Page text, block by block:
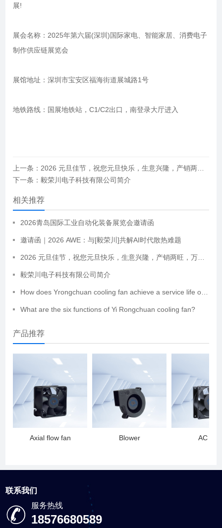
展!
展会名称：2025年第六届(深圳)国际家电、智能家居、消费电子
制作供应链展览会
展馆地址：深圳市宝安区福海街道展城路1号
地铁路线：国展地铁站，C1/C2出口，南登录大厅进入
上一条：2026 元旦佳节，祝您元旦快乐，生意兴隆，产销两旺，万事顺达
下一条：毅荣川电子科技有限公司简介
相关推荐
2026青岛国际工业自动化装备展览会邀请函
邀请函｜2026 AWE：与[毅荣川]共解AI时代散热难题
2026 元旦佳节，祝您元旦快乐，生意兴隆，产销两旺，万事顺达
毅荣川电子科技有限公司简介
How does Yrongchuan cooling fan achieve a service life of up to 70000 hours?
What are the six functions of Yi Rongchuan cooling fan?
产品推荐
Axial flow fan Blower AC fan
联系我们
服务热线
18576680589